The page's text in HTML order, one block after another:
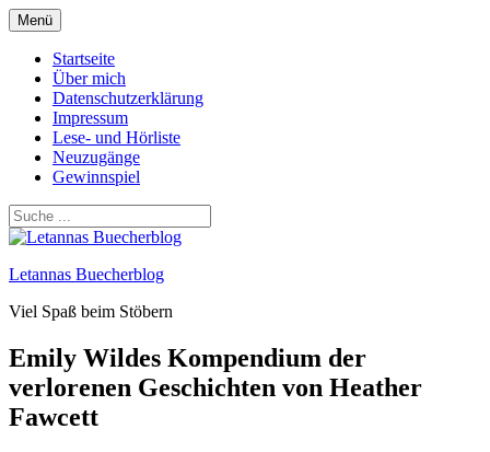
Zum
Inhalt
springen
Menü
Startseite
Über mich
Datenschutzerklärung
Impressum
Lese- und Hörliste
Neuzugänge
Gewinnspiel
Letannas Buecherblog
Viel Spaß beim Stöbern
Emily Wildes Kompendium der
verlorenen Geschichten von Heather
Fawcett